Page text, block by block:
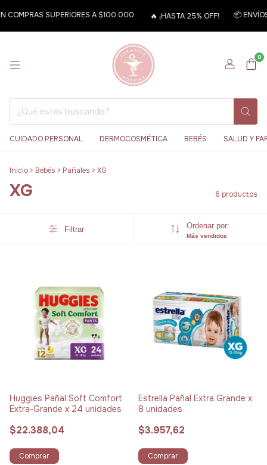
COMPRAS SUPERIORES A $100.000 🔥 ¡HASTA 25% OFF! 📦
0
CUIDADO PERSONAL DERMOCOSMÉTICA BEBÉS SALUD Y
Inicio > Bebés > Pañales > XG
XG 6 productos
Filtrar Ordenar por:
Más vendidos
Huggies Pañal Soft Comfort
Extra-Grande x 24 unidades
$22.388,04
Comprar
Estrella Pañal Extra Grande x
8 unidades
$3.957,62
Comprar